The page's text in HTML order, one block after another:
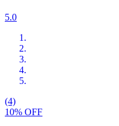
5.0
(4)
10% OFF